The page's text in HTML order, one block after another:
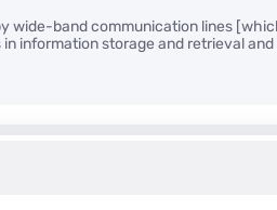
wide-band communication lines
information storage and retrieval